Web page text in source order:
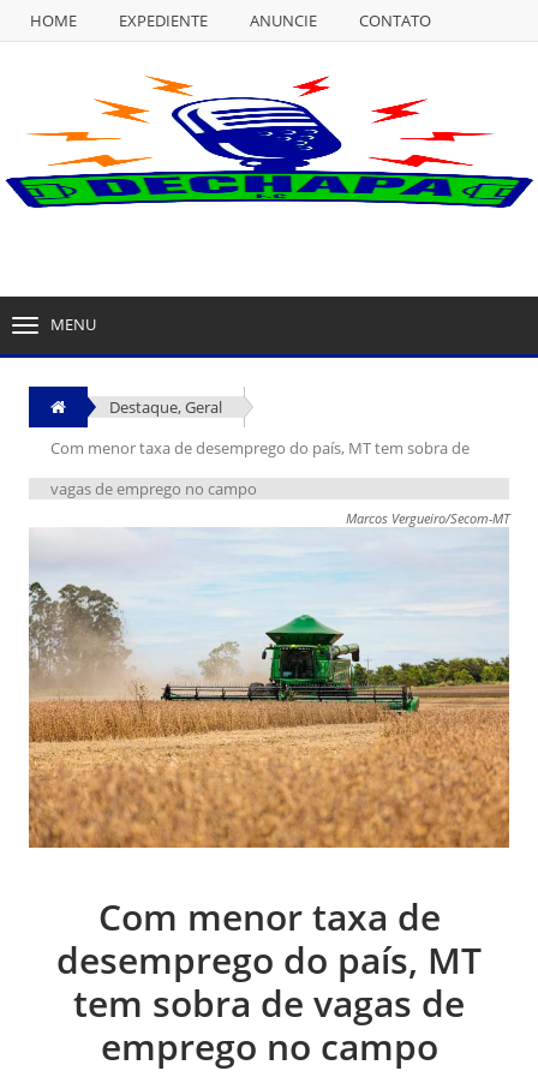
HOME EXPEDIENTE ANUNCIE
CONTATO
EXPEDIENTE ANUNCIE
MENU
Destaque,Geral
Com menor taxa de desemprego do país, MT tem sobra de
vagas de emprego no campo
Marcos Vergueiro/Secom-MT
Com menor taxa de
desemprego do país, MT
tem sobra de vagas de
emprego no campo